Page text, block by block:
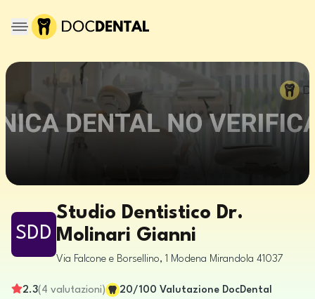
SDD
Studio Dentistico Dr.
Molinari Gianni
Via Falcone e Borsellino, 1 Modena Mirandola 41037
2.3( 4 valutazioni) 20/100 Valutazione DocDental